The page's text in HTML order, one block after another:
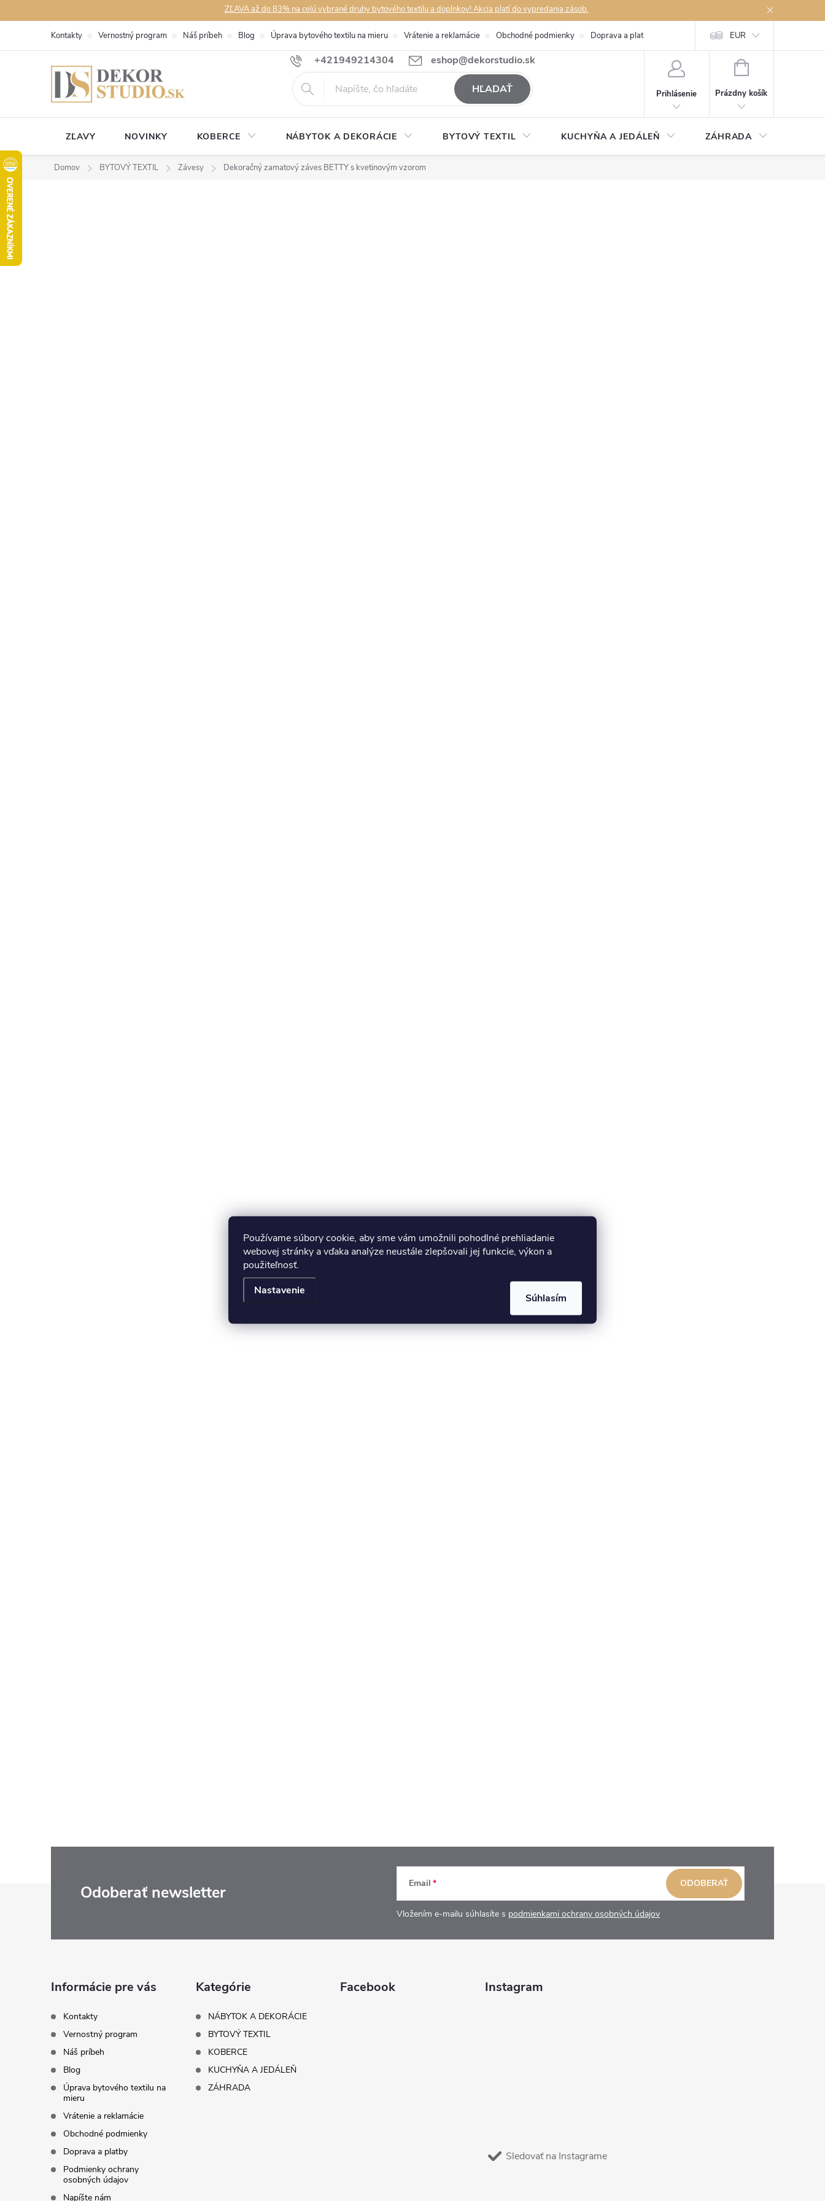
Používame súbory cookie, aby sme vám umožnili pohodlné prehliadanie
webovej stránky a vďaka analýze neustále zlepšovali jej funkcie, výkon a
použiteľnosť.
Nastavenie
Súhlasím
na
ZĽAVA až do 83% na celú vybrané druhy bytového textilu a doplnkov! Akcia platí do vypredania zásob.
+421949214304 eshop@dekorstudio.sk
Kontakty Vernostný program Náš príbeh Blog Úprava bytového textilu na mieru Vrátenie a reklamácie Obchodné podmienky Doprava a platby Podmienky ochrany osobných údajov
EUR
HĽADAŤ Prihlásenie
NÁKUPNÝ
Prázdny košík
ZĽAVY NOVINKY KOBERCE NÁBYTOK A DEKORÁCIE BYTOVÝ TEXTIL KUCHYŇA A JEDÁLEŇ ZÁHRADA
Domov BYTOVÝ TEXTIL Závesy Dekoračný zamatový záves BETTY s kvetinovým vzorom
Odoberať newsletter Email
Vložením e-mailu súhlasíte s podmienkami ochrany osobných údajov
ODOBERAŤ
Informácie pre vás
Kontakty
Vernostný program
Náš príbeh
Blog
Úprava bytového textilu na
mieru
Vrátenie a reklamácie
Obchodné podmienky
Doprava a platby
Podmienky ochrany
osobných údajov
Napíšte nám
Kategórie
NÁBYTOK A DEKORÁCIE
BYTOVÝ TEXTIL
KOBERCE
KUCHYŇA A JEDÁLEŇ
ZÁHRADA
Facebook Instagram
Sledovať na Instagrame